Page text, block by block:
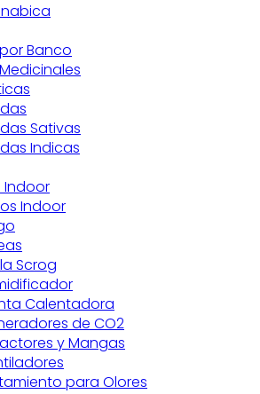
Banco
Sativas
Indicas
Indoor
Indoor
Scrog
Calentadora
de CO2
y Mangas
para Olores